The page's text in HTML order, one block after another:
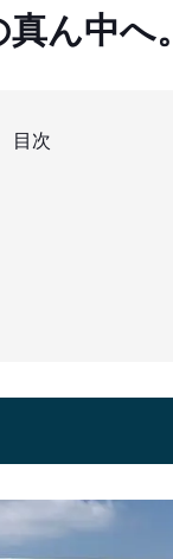
ん中
目次